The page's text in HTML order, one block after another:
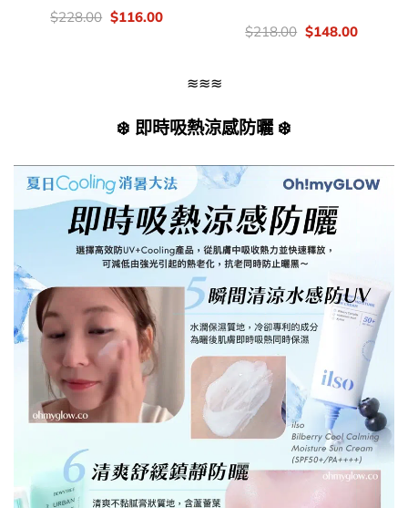
價
錢：
$228.00 Original
price
$116.00Current
價
錢：
$218.00 Original
price
$148.00Current
≋≋≋
❄️ 即時吸熱涼感防曬 ❄️